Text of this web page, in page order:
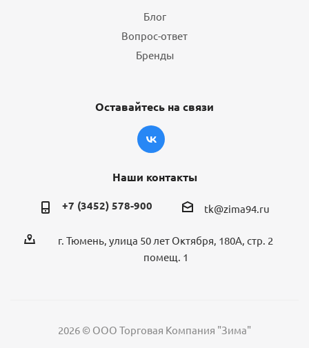
Блог
Вопрос-ответ
Бренды
Оставайтесь на связи
Наши контакты
+7 (3452) 578-900 tk@zima94.ru
г. Тюмень, улица 50 лет Октября, 180А, стр. 2
помещ. 1
2026 © ООО Торговая Компания "Зима"